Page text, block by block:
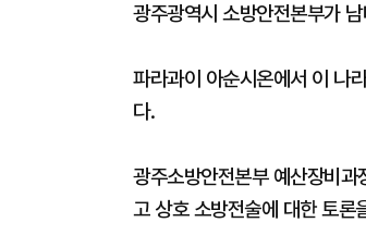
광주광역시 소방안전본부가
파라과이 아순시온에서 이 나
다.
광주소방안전본부 예산장비과
고 상호 소방전술에 대한 토론